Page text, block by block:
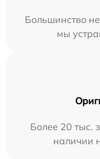
Большинство
мы
Более 20 тыс.
наличии